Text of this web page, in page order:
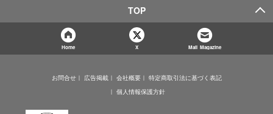
TOP
Home X Mail Magazine
お問合せ 広告掲載 会社概要
特定商取引法に基づく表記
個人情報保護方針